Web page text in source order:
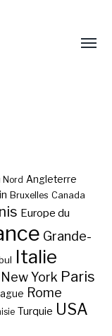
Nord Angleterre
Bruxelles Canada
Europe du
Grande-
Italie
New York Paris
Rome
Turquie USA